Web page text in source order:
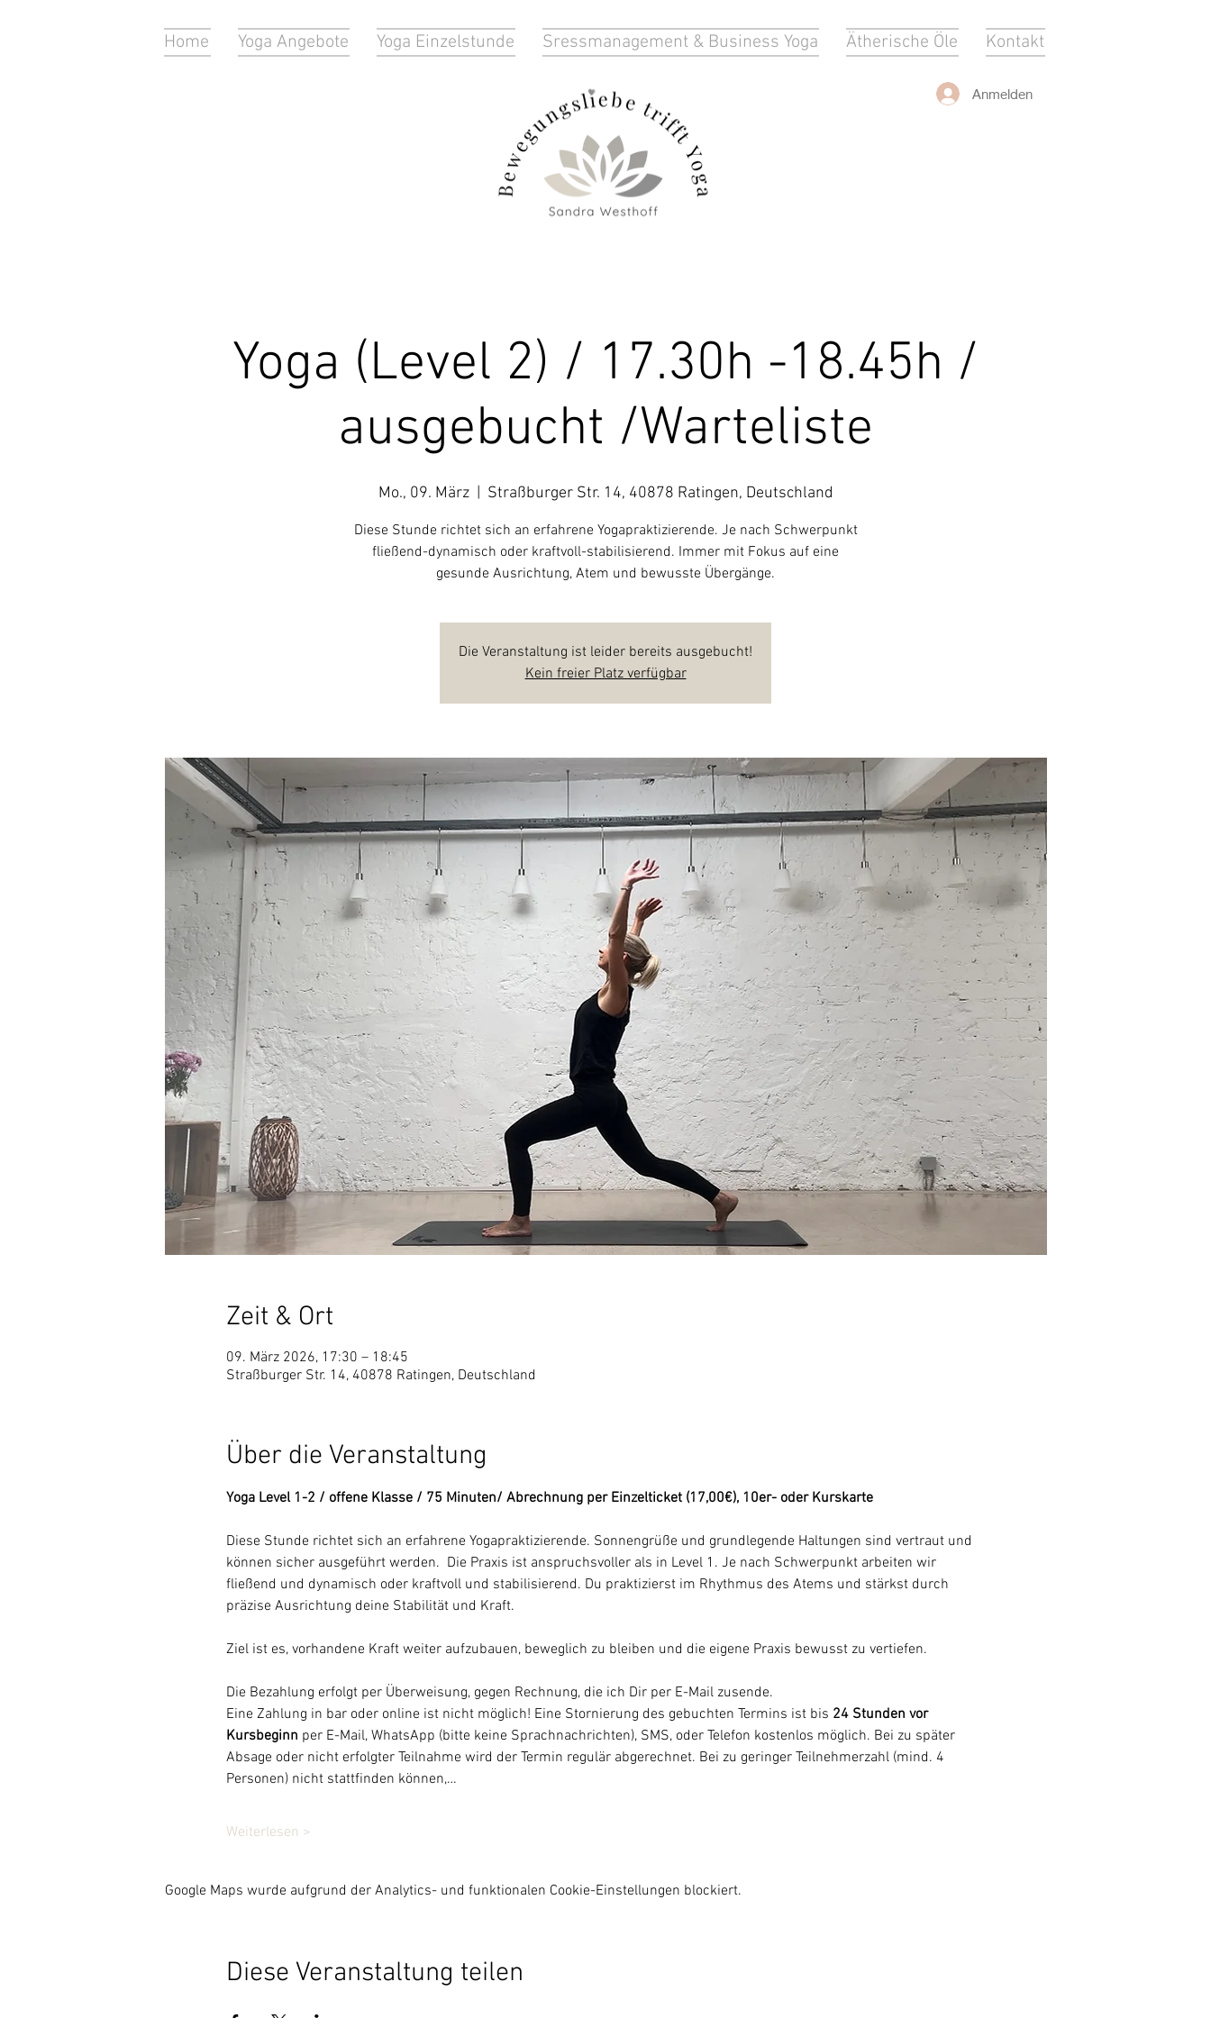
Home Yoga Angebote Yoga Einzelstunde Sressmanagement & Business Yoga Ätherische Öle Kontakt
Anmelden
Yoga (Level 2) / 17.30h -18.45h /
ausgebucht /Warteliste
Mo., 09. März
  |
Straßburger Str. 14, 40878 Ratingen, Deutschland
Diese Stunde richtet sich an erfahrene Yogapraktizierende. Je nach Schwerpunkt
fließend-dynamisch oder kraftvoll-stabilisierend. Immer mit Fokus auf eine
gesunde Ausrichtung, Atem und bewusste Übergänge.
Die Veranstaltung ist leider bereits ausgebucht!
Kein freier Platz verfügbar
Zeit & Ort
09. März 2026, 17:30 – 18:45
Straßburger Str. 14, 40878 Ratingen, Deutschland
Über die Veranstaltung
Yoga Level 1-2 / offene Klasse / 75 Minuten/ Abrechnung per Einzelticket (17,00€), 10er- oder Kurskarte
Diese Stunde richtet sich an erfahrene Yogapraktizierende. Sonnengrüße und grundlegende Haltungen sind vertraut und
können sicher ausgeführt werden.  Die Praxis ist anspruchsvoller als in Level 1. Je nach Schwerpunkt arbeiten wir
fließend und dynamisch oder kraftvoll und stabilisierend. Du praktizierst im Rhythmus des Atems und stärkst durch
präzise Ausrichtung deine Stabilität und Kraft.
Ziel ist es, vorhandene Kraft weiter aufzubauen, beweglich zu bleiben und die eigene Praxis bewusst zu vertiefen.
Die Bezahlung erfolgt per Überweisung, gegen Rechnung, die ich Dir per E-Mail zusende.
Eine Zahlung in bar oder online ist nicht möglich! Eine Stornierung des gebuchten Termins ist bis 24 Stunden vor
Kursbeginn per E-Mail, WhatsApp (bitte keine Sprachnachrichten), SMS, oder Telefon kostenlos möglich. Bei zu später
Absage oder nicht erfolgter Teilnahme wird der Termin regulär abgerechnet. Bei zu geringer Teilnehmerzahl (mind. 4
Personen) nicht stattfinden können,…
Weiterlesen >
Google Maps wurde aufgrund der Analytics- und funktionalen Cookie-Einstellungen blockiert.
Diese Veranstaltung teilen